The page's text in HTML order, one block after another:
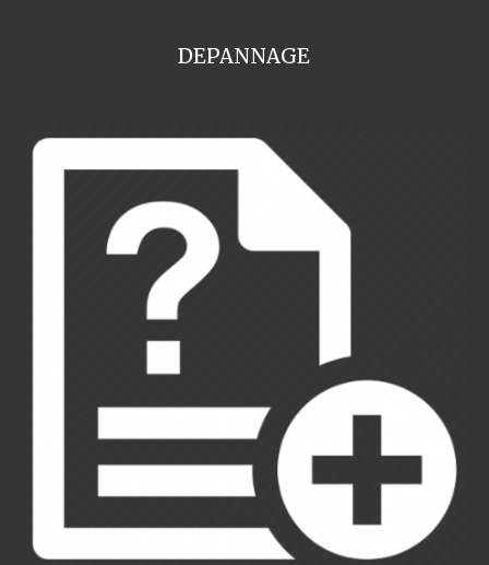
DEPANNAGE